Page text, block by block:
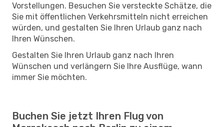
Vorstellungen. Besuchen Sie versteckte Schätze, die
Sie mit öffentlichen Verkehrsmitteln nicht erreichen
würden, und gestalten Sie Ihren Urlaub ganz nach
Ihren Wünschen.
Gestalten Sie Ihren Urlaub ganz nach Ihren
Wünschen und verlängern Sie Ihre Ausflüge, wann
immer Sie möchten.
Buchen Sie jetzt Ihren Flug von